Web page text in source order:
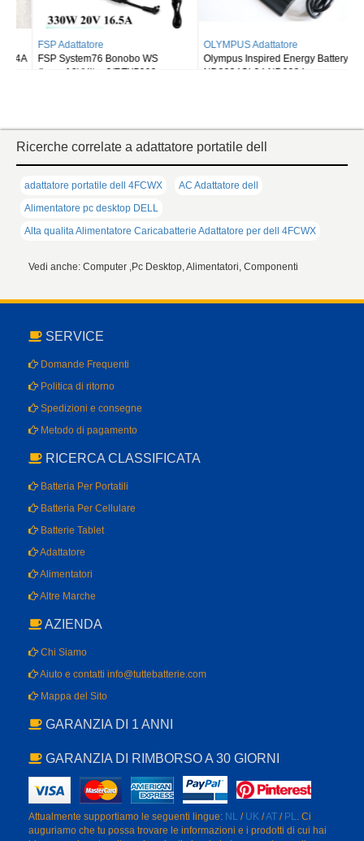
OLYMPUS Adattatore
Olympus Inspired Energy Battery
ND2034OL34 ND2034
DELL Adattatore
Dell Alienware m18/R9-7845HX
Ricerche correlate a adattatore portatile dell
adattatore portatile dell 4FCWX
AC Adattatore dell
Alimentatore pc desktop DELL
Alta qualita Alimentatore Caricabatterie Adattatore per dell 4FCWX
Vedi anche: Computer ,Pc Desktop, Alimentatori, Componenti
SERVICE
Domande Frequenti
Politica di ritorno
Spedizioni e consegne
Metodo di pagamento
RICERCA CLASSIFICATA
Batteria Per Portatili
Batteria Per Cellulare
Batterie Tablet
Adattatore
Alimentatori
Altre Marche
AZIENDA
Chi Siamo
Aiuto e contatti info@tuttebatterie.com
Mappa del Sito
GARANZIA DI 1 ANNI
GARANZIA DI RIMBORSO A 30 GIORNI
Attualmente supportiamo le seguenti lingue: NL / UK /AT / PL. Ci
auguriamo che tu possa trovare le informazioni e i prodotti di cui hai